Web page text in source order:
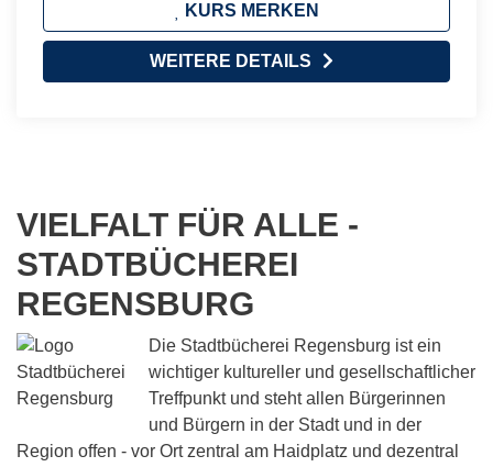
KURS MERKEN
WEITERE DETAILS
VIELFALT FÜR ALLE -
STADTBÜCHEREI
REGENSBURG
Die Stadtbücherei Regensburg ist ein
wichtiger kultureller und gesellschaftlicher
Treffpunkt und steht allen Bürgerinnen
und Bürgern in der Stadt und in der
Region offen - vor Ort zentral am Haidplatz und dezentral